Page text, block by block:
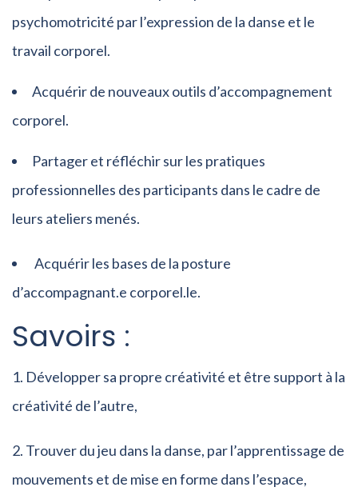
psychomotricité par l’expression de la danse et le
travail corporel.
Acquérir de nouveaux outils d’accompagnement
corporel.
Partager et réfléchir sur les pratiques
professionnelles des participants dans le cadre de
leurs ateliers menés.
Acquérir les bases de la posture
d’accompagnant.e corporel.le.
Savoirs :
Développer sa propre créativité et être support à la
créativité de l’autre,
Trouver du jeu dans la danse, par l’apprentissage de
mouvements et de mise en forme dans l’espace,